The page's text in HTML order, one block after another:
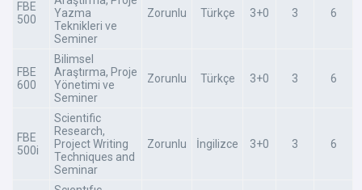
FBE
500
Yazma
Teknikleri ve
Seminer
Zorunlu Türkçe 3+0 3 6
FBE
600
Bilimsel
Araştırma, Proje
Yönetimi ve
Seminer
Zorunlu Türkçe 3+0 3 6
FBE
500i
Scientific
Research,
Project Writing
Techniques and
Seminar
Zorunlu İngilizce 3+0 3 6